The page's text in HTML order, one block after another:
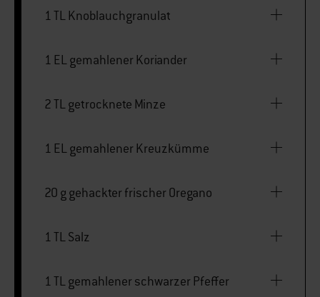
1 TL Knoblauchgranulat
1 EL gemahlener Koriander
2 TL getrocknete Minze
1 EL gemahlener Kreuzkümme
20 g gehackter frischer Oregano
1 TL Salz
1 TL gemahlener schwarzer Pfeffer